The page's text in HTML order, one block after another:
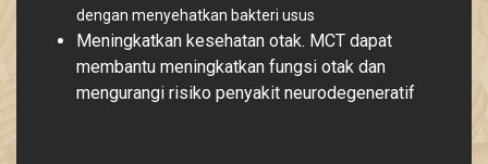
dengan menyehatkan bakteri usus
Meningkatkan kesehatan otak. MCT dapat
membantu meningkatkan fungsi otak dan
mengurangi risiko penyakit neurodegeneratif